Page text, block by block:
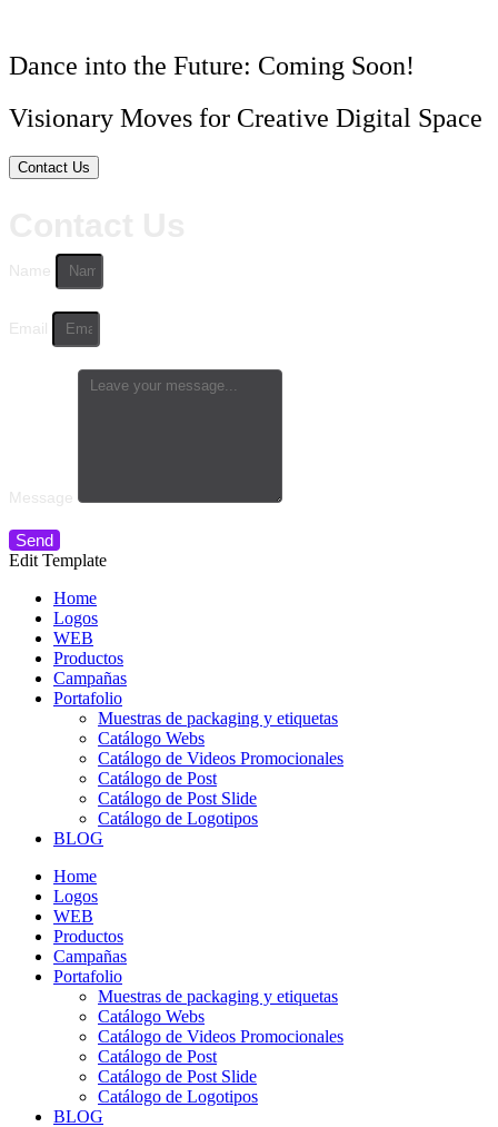
Dance into the Future: Coming Soon!
Visionary Moves for Creative Digital Space
Contact Us
Name
Email
Message
Send
Edit Template
Home
Logos
WEB
Productos
Campañas
Portafolio
Muestras de packaging y etiquetas
Catálogo Webs
Catálogo de Videos Promocionales
Catálogo de Post
Catálogo de Post Slide
Catálogo de Logotipos
BLOG
Home
Logos
WEB
Productos
Campañas
Portafolio
Muestras de packaging y etiquetas
Catálogo Webs
Catálogo de Videos Promocionales
Catálogo de Post
Catálogo de Post Slide
Catálogo de Logotipos
BLOG